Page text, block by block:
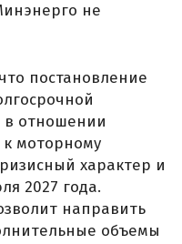
не
постановление
в отношении
к моторному
характер и
2027 года.
направить
объемы